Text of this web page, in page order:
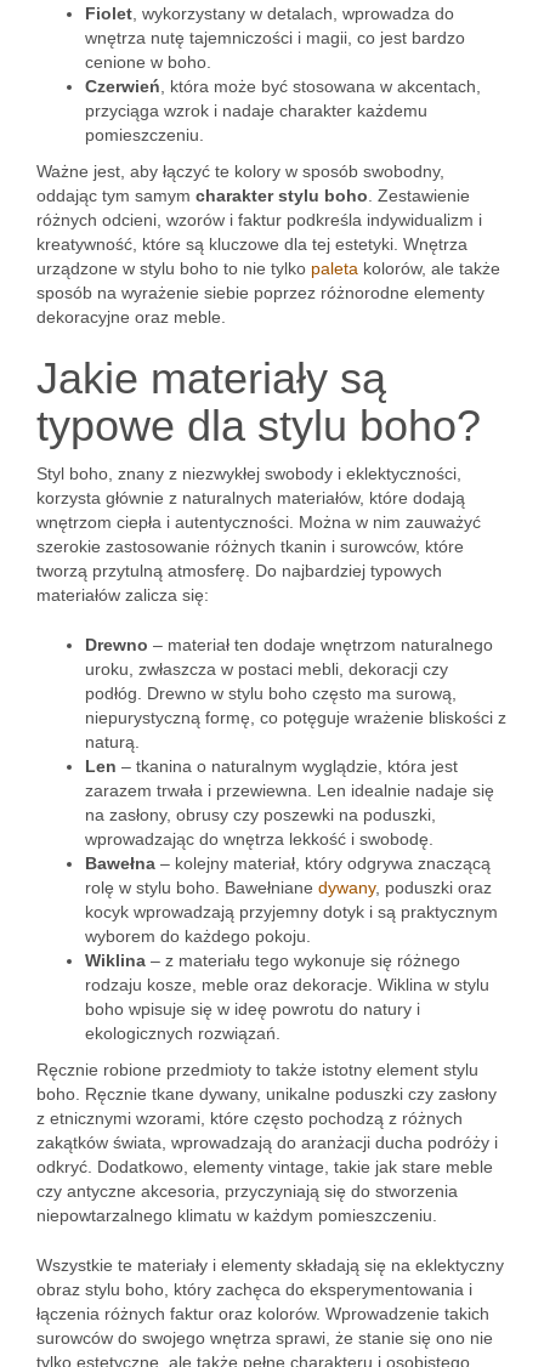
Fiolet , wykorzystany w detalach, wprowadza do
wnętrza nutę tajemniczości i magii, co jest bardzo
cenione w boho.
Czerwień , która może być stosowana w akcentach,
przyciąga wzrok i nadaje charakter każdemu
pomieszczeniu.
Ważne jest, aby łączyć te kolory w sposób swobodny,
oddając tym samym charakter stylu boho . Zestawienie
różnych odcieni, wzorów i faktur podkreśla indywidualizm i
kreatywność, które są kluczowe dla tej estetyki. Wnętrza
urządzone w stylu boho to nie tylko paleta kolorów, ale także
sposób na wyrażenie siebie poprzez różnorodne elementy
dekoracyjne oraz meble.
Jakie materiały są
typowe dla stylu boho?
Styl boho, znany z niezwykłej swobody i eklektyczności,
korzysta głównie z naturalnych materiałów, które dodają
wnętrzom ciepła i autentyczności. Można w nim zauważyć
szerokie zastosowanie różnych tkanin i surowców, które
tworzą przytulną atmosferę. Do najbardziej typowych
materiałów zalicza się:
Drewno – materiał ten dodaje wnętrzom naturalnego
uroku, zwłaszcza w postaci mebli, dekoracji czy
podłóg. Drewno w stylu boho często ma surową,
niepurystyczną formę, co potęguje wrażenie bliskości z
naturą.
Len – tkanina o naturalnym wyglądzie, która jest
zarazem trwała i przewiewna. Len idealnie nadaje się
na zasłony, obrusy czy poszewki na poduszki,
wprowadzając do wnętrza lekkość i swobodę.
Bawełna – kolejny materiał, który odgrywa znaczącą
rolę w stylu boho. Bawełniane dywany, poduszki oraz
kocyk wprowadzają przyjemny dotyk i są praktycznym
wyborem do każdego pokoju.
Wiklina – z materiału tego wykonuje się różnego
rodzaju kosze, meble oraz dekoracje. Wiklina w stylu
boho wpisuje się w ideę powrotu do natury i
ekologicznych rozwiązań.
Ręcznie robione przedmioty to także istotny element stylu
boho. Ręcznie tkane dywany, unikalne poduszki czy zasłony
z etnicznymi wzorami, które często pochodzą z różnych
zakątków świata, wprowadzają do aranżacji ducha podróży i
odkryć. Dodatkowo, elementy vintage, takie jak stare meble
czy antyczne akcesoria, przyczyniają się do stworzenia
niepowtarzalnego klimatu w każdym pomieszczeniu.
Wszystkie te materiały i elementy składają się na eklektyczny
obraz stylu boho, który zachęca do eksperymentowania i
łączenia różnych faktur oraz kolorów. Wprowadzenie takich
surowców do swojego wnętrza sprawi, że stanie się ono nie
tylko estetyczne, ale także pełne charakteru i osobistego